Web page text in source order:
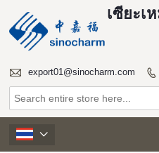
เซียะเ
 export01@sinocharm.com 
